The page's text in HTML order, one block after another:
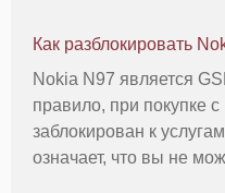
поставщика.
Как разблокировать
Nokia N97 является
правило, при покупке с
заблокирован к
означает, что вы не